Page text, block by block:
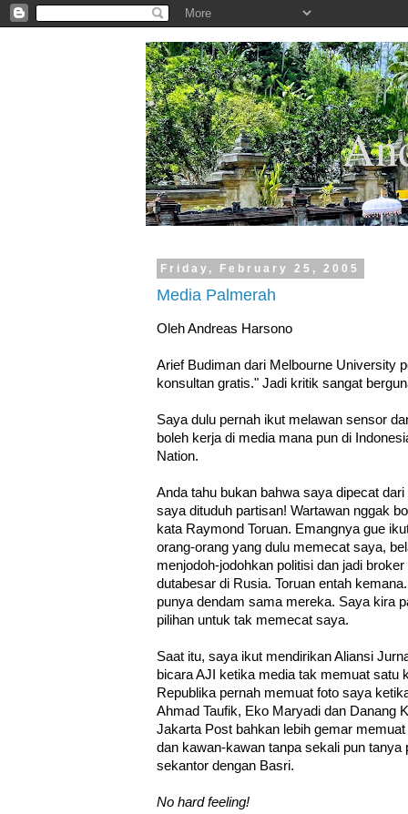
.
Friday, February 25, 2005
Media Palmerah
Oleh Andreas Harsono
Arief Budiman dari Melbourne University
konsultan gratis." Jadi kritik sangat
Saya dulu pernah ikut melawan sensor
boleh kerja di media mana pun di
Nation.
Anda tahu bukan bahwa saya dipecat
saya dituduh partisan! Wartawan nggak
kata Raymond Toruan. Emangnya gue
orang-orang yang dulu memecat saya,
menjodoh-jodohkan politisi dan jadi
dutabesar di Rusia. Toruan entah
punya dendam sama mereka. Saya kira
pilihan untuk tak memecat saya.
Saat itu, saya ikut mendirikan Aliansi
bicara AJI ketika media tak memuat satu
Republika pernah memuat foto saya
Ahmad Taufik, Eko Maryadi dan Danang
Jakarta Post bahkan lebih gemar
dan kawan-kawan tanpa sekali pun
sekantor dengan Basri.
No hard feeling!